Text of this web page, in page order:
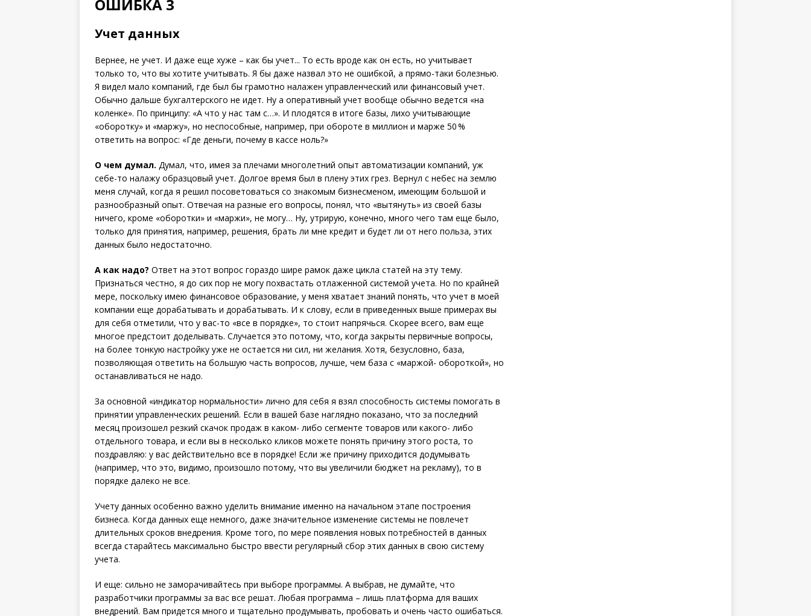
ОШИБКА 3
Учет данных
Вернее, не учет. И даже еще хуже – как бы учет... То есть вроде как он есть, но учитывает
только то, что вы хотите учитывать. Я бы даже назвал это не ошибкой, а прямо-таки болезнью.
Я видел мало компаний, где был бы грамотно налажен управленческий или финансовый учет.
Обычно дальше бухгалтерского не идет. Ну а оперативный учет вообще обычно ведется «на
коленке». По принципу: «А что у нас там с…». И плодятся в итоге базы, лихо учитывающие
«оборотку» и «маржу», но неспособные, например, при обороте в миллион и марже 50 %
ответить на вопрос: «Где деньги, почему в кассе ноль?»
О чем думал. Думал, что, имея за плечами многолетний опыт автоматизации компаний, уж
себе-то налажу образцовый учет. Долгое время был в плену этих грез. Вернул с небес на землю
меня случай, когда я решил посоветоваться со знакомым бизнесменом, имеющим большой и
разнообразный опыт. Отвечая на разные его вопросы, понял, что «вытянуть» из своей базы
ничего, кроме «оборотки» и «маржи», не могу… Ну, утрирую, конечно, много чего там еще было,
только для принятия, например, решения, брать ли мне кредит и будет ли от него польза, этих
данных было недостаточно.
А как надо? Ответ на этот вопрос гораздо шире рамок даже цикла статей на эту тему.
Признаться честно, я до сих пор не могу похвастать отлаженной системой учета. Но по крайней
мере, поскольку имею финансовое образование, у меня хватает знаний понять, что учет в моей
компании еще дорабатывать и дорабатывать. И к слову, если в приведенных выше примерах вы
для себя отметили, что у вас-то «все в порядке», то стоит напрячься. Скорее всего, вам еще
многое предстоит доделывать. Случается это потому, что, когда закрыты первичные вопросы,
на более тонкую настройку уже не остается ни сил, ни желания. Хотя, безусловно, база,
позволяющая ответить на большую часть вопросов, лучше, чем база с «маржой- обороткой», но
останавливаться не надо.
За основной «индикатор нормальности» лично для себя я взял способность системы помогать в
принятии управленческих решений. Если в вашей базе наглядно показано, что за последний
месяц произошел резкий скачок продаж в каком- либо сегменте товаров или какого- либо
отдельного товара, и если вы в несколько кликов можете понять причину этого роста, то
поздравляю: у вас действительно все в порядке! Если же причину приходится додумывать
(например, что это, видимо, произошло потому, что вы увеличили бюджет на рекламу), то в
порядке далеко не все.
Учету данных особенно важно уделить внимание именно на начальном этапе построения
бизнеса. Когда данных еще немного, даже значительное изменение системы не повлечет
длительных сроков внедрения. Кроме того, по мере появления новых потребностей в данных
всегда старайтесь максимально быстро ввести регулярный сбор этих данных в свою систему
учета.
И еще: сильно не заморачивайтесь при выборе программы. А выбрав, не думайте, что
разработчики программы за вас все решат. Любая программа – лишь платформа для ваших
внедрений. Вам придется много и тщательно продумывать, пробовать и очень часто ошибаться.